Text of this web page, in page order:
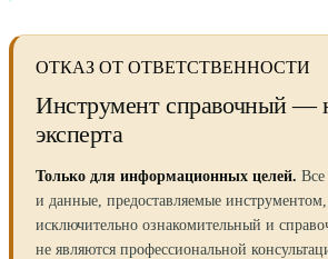
ОТКАЗ ОТ ОТВЕТСТВЕННОСТИ
Инструмент справочный —
эксперта
Только для информационных целей. Все
и данные, предоставляемые инструментом,
исключительно ознакомительный и
не являются профессиональной